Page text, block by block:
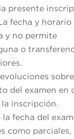
presente
fecha y horario
y no permite
o
del examen en
inscripción.
fecha del
como parciales,